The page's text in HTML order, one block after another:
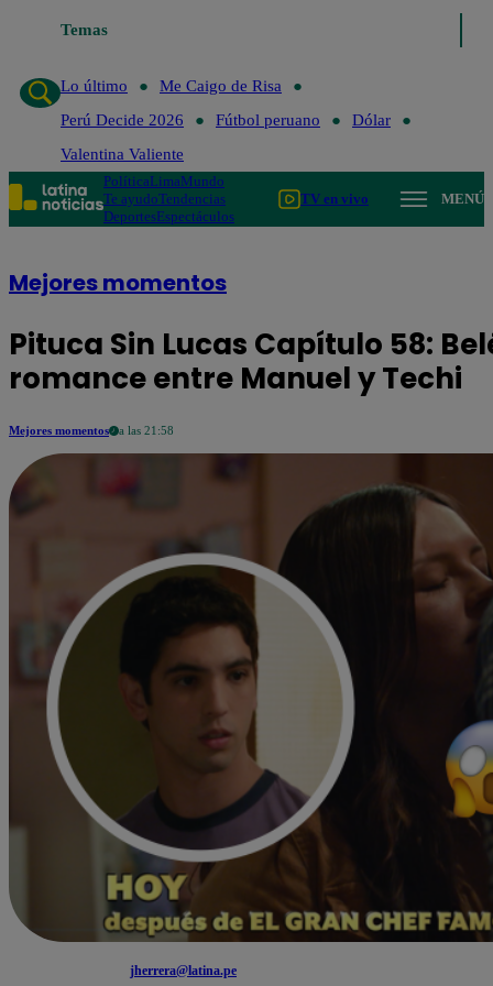
Temas
Lo último
Lo último
Me Caigo de Risa
Perú Decide 2026
Fútbol peruano
Dólar
Valentina Valiente
PolíticaLimaMundo
Te ayudoTendencias
DeportesEspectáculos
TV en vivo MENÚ
Mejores momentos
Pituca Sin Lucas Capítulo 58:
romance entre Manuel y Techi
Mejores momentos a las 21:58
jherrera@latina.pe